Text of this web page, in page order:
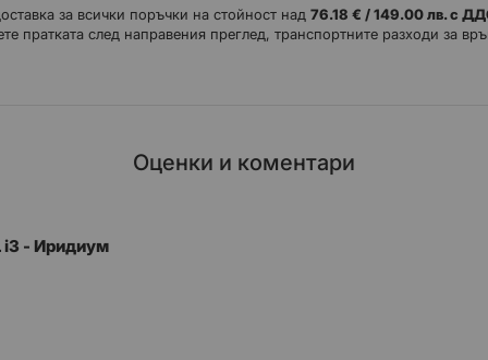
за всички поръчки на стойност над 76.18 € / 149.00 лв. с
пратката след направения преглед, транспортните разходи за
Оценки и коментари
i3 - Иридиум